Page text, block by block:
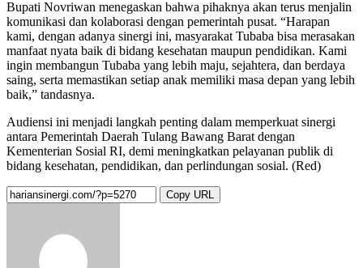
Bupati Novriwan menegaskan bahwa pihaknya akan terus menjalin
komunikasi dan kolaborasi dengan pemerintah pusat. “Harapan
kami, dengan adanya sinergi ini, masyarakat Tubaba bisa merasakan
manfaat nyata baik di bidang kesehatan maupun pendidikan. Kami
ingin membangun Tubaba yang lebih maju, sejahtera, dan berdaya
saing, serta memastikan setiap anak memiliki masa depan yang lebih
baik,” tandasnya.
Audiensi ini menjadi langkah penting dalam memperkuat sinergi
antara Pemerintah Daerah Tulang Bawang Barat dengan
Kementerian Sosial RI, demi meningkatkan pelayanan publik di
bidang kesehatan, pendidikan, dan perlindungan sosial. (Red)
Copy URL